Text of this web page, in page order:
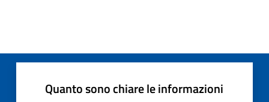
Quanto sono chiare le informazioni